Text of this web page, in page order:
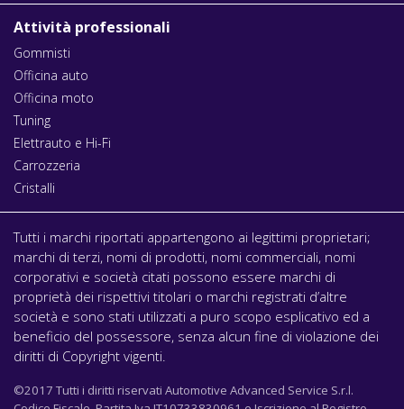
Attività professionali
Gommisti
Officina auto
Officina moto
Tuning
Elettrauto e Hi-Fi
Carrozzeria
Cristalli
Tutti i marchi riportati appartengono ai legittimi proprietari;
marchi di terzi, nomi di prodotti, nomi commerciali, nomi
corporativi e società citati possono essere marchi di
proprietà dei rispettivi titolari o marchi registrati d’altre
società e sono stati utilizzati a puro scopo esplicativo ed a
beneficio del possessore, senza alcun fine di violazione dei
diritti di Copyright vigenti.
©2017 Tutti i diritti riservati Automotive Advanced Service S.r.l.